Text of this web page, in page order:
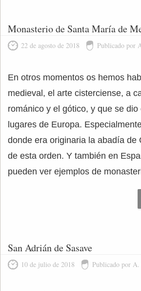
Monasterio de Santa María de
22 de agosto de 2018 Publicado por
En otros momentos os hemos
medieval, el arte cisterciense, a
románico y el gótico, y que se dio
lugares de Europa.
donde era originaria la abadía de
de esta orden. Y también en
pueden ver ejemplos de
San Adrián de Sasave
10 de julio de 2018 Publicado por A.